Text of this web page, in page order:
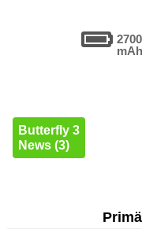
2700
mAh
Butterfly 3
News (3)